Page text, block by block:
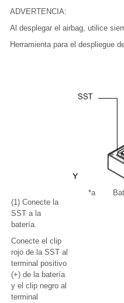
ADVERTENCIA:
Al desplegar el airbag, utilice
Herramienta para el despliegue
(1) Conecte la
SST a la
batería.
Conecte el clip
rojo de la SST al
terminal positivo
(+) de la batería
y el clip negro al
terminal
*a